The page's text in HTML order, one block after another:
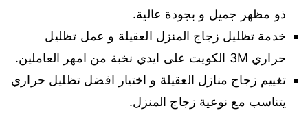
ذو مظهر جميل و بجودة عالية.
خدمة تظليل زجاج المنزل العقيلة و عمل تظليل
حراري 3M الكويت على ايدي نخبة من امهر العاملين.
تغييم زجاج منازل العقيلة و اختيار افضل تظليل حراري
يتناسب مع نوعية زجاج المنزل.